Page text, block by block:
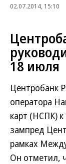
02.07.2014, 15:10
18 июля
Центробанк
оператора
карт (НСПК)
зампред
рамках
Он отметил,